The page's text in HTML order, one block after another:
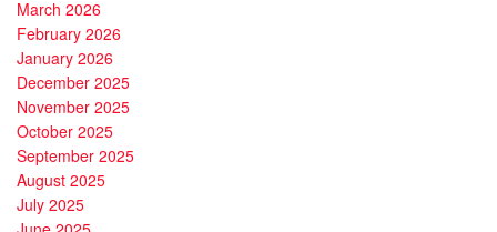
March 2026
February 2026
January 2026
December 2025
November 2025
October 2025
September 2025
August 2025
July 2025